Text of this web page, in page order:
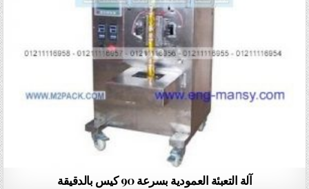
آلة التعبئة العمودية بسرعة 90 كيس بالدقيقة